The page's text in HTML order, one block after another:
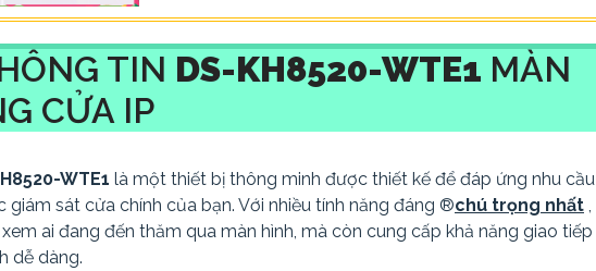
TIN DS-KH8520-WTE1 MÀN
CỬA IP
WTE1 là một thiết bị thông minh được thiết kế để đáp ứng nhu cầu
giám sát cửa chính của bạn. Với nhiều tính năng đáng ®️chú trọng nhất ,
ai đang đến thăm qua màn hình, mà còn cung cấp khả năng giao tiếp
dễ dàng.